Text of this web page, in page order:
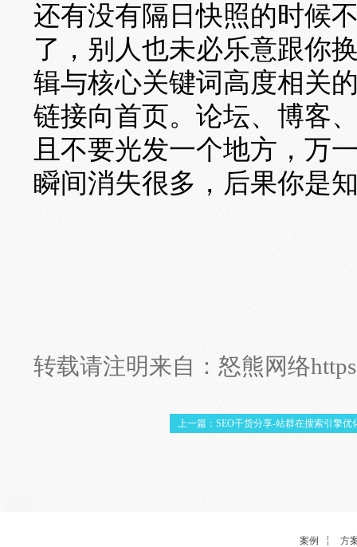
还有没有隔日快照的时候
了，别人也未必乐意跟你
辑与核心关键词高度相关
链接向首页。论坛、博客
且不要光发一个地方，万
瞬间消失很多，后果你是
转载请注明来自： 怒熊网络
上一篇：SEO干货分享-站群在搜索引擎优
案例 方